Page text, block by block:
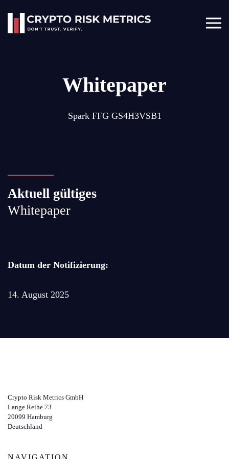
Skip to main content
Whitepaper
Spark FFG GS4H3VSB1
Aktuell gültiges
Whitepaper
Datum der Notifizierung:
14. August 2025
Crypto Risk Metrics GmbH
Lange Reihe 73
20099 Hamburg
Deutschland
NAVIGATION